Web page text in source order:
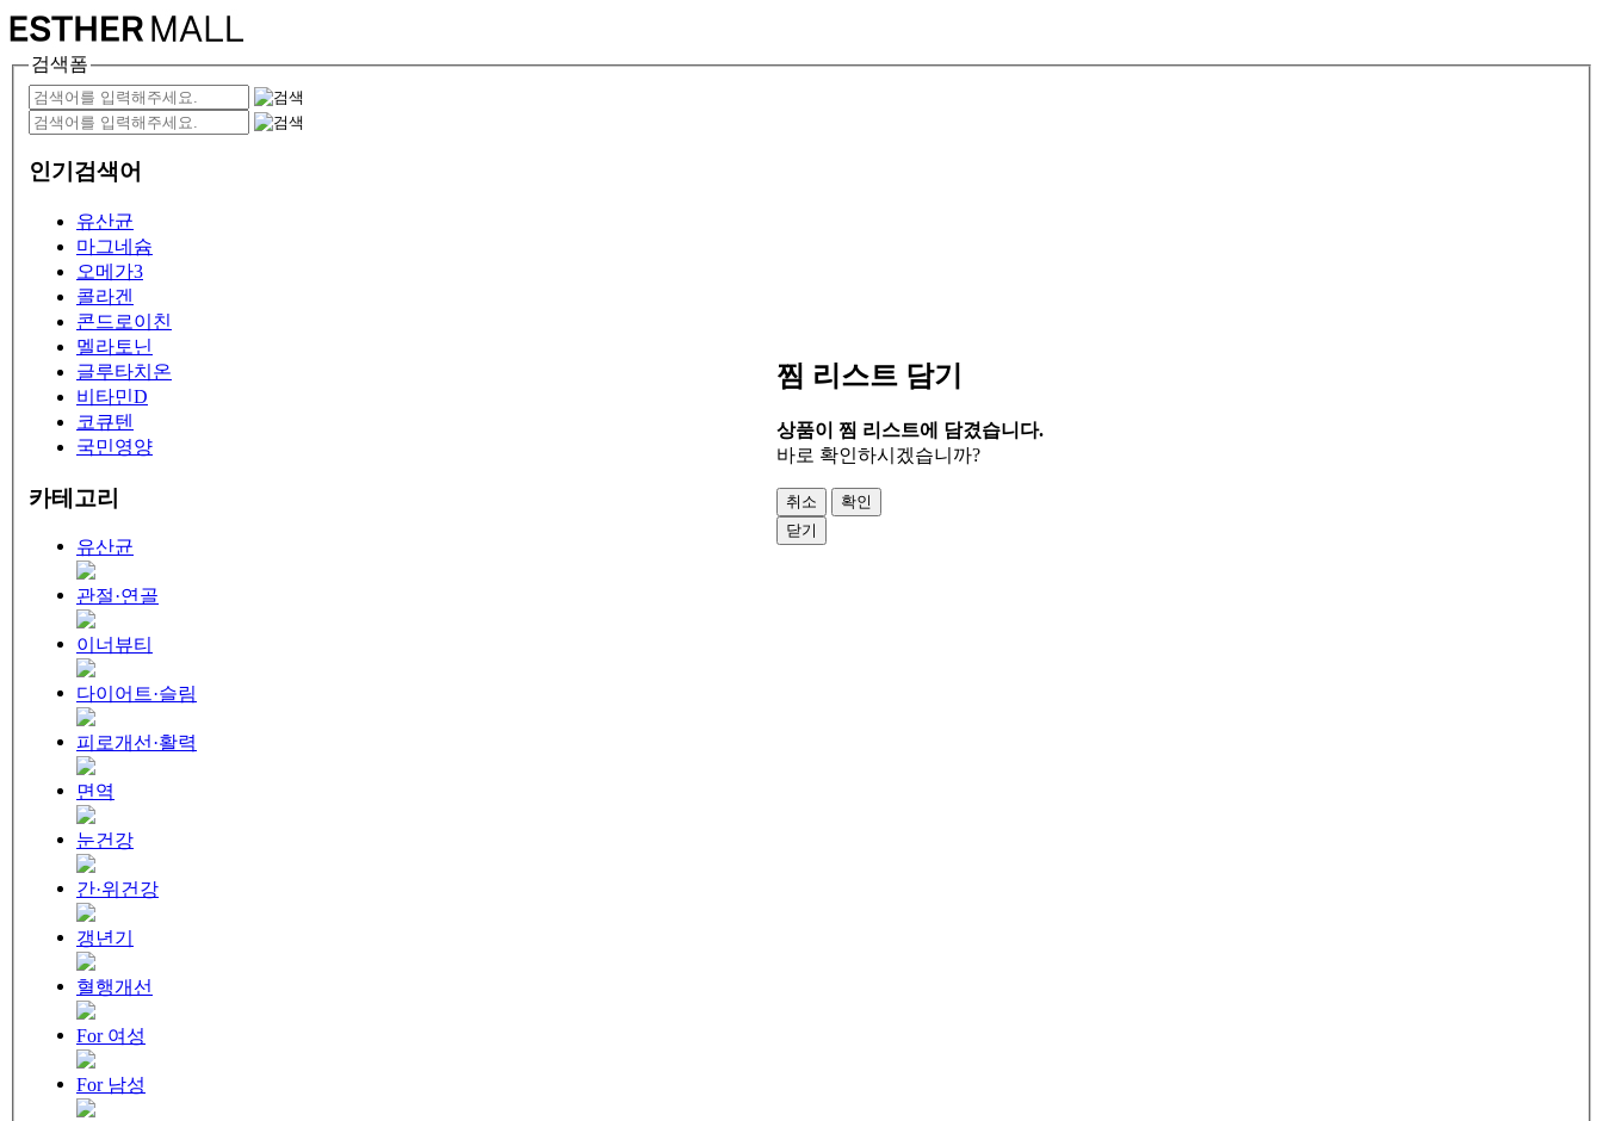
검색폼
인기검색어
유산균
마그네슘
오메가3
콜라겐
콘드로이친
멜라토닌
글루타치온
비타민D
코큐텐
국민영양
카테고리
유산균
관절·연골
이너뷰티
다이어트·슬림
피로개선·활력
면역
눈건강
간·위건강
갱년기
혈행개선
For 여성
For 남성
찜 리스트 담기
상품이 찜 리스트에 담겼습니다.
바로 확인하시겠습니까?
취소
확인
닫기